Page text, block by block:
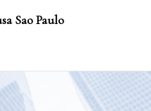
Sao Paulo